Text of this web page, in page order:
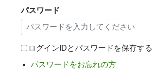
パスワード
ログインIDとパスワードを保存する
パスワードをお忘れの方